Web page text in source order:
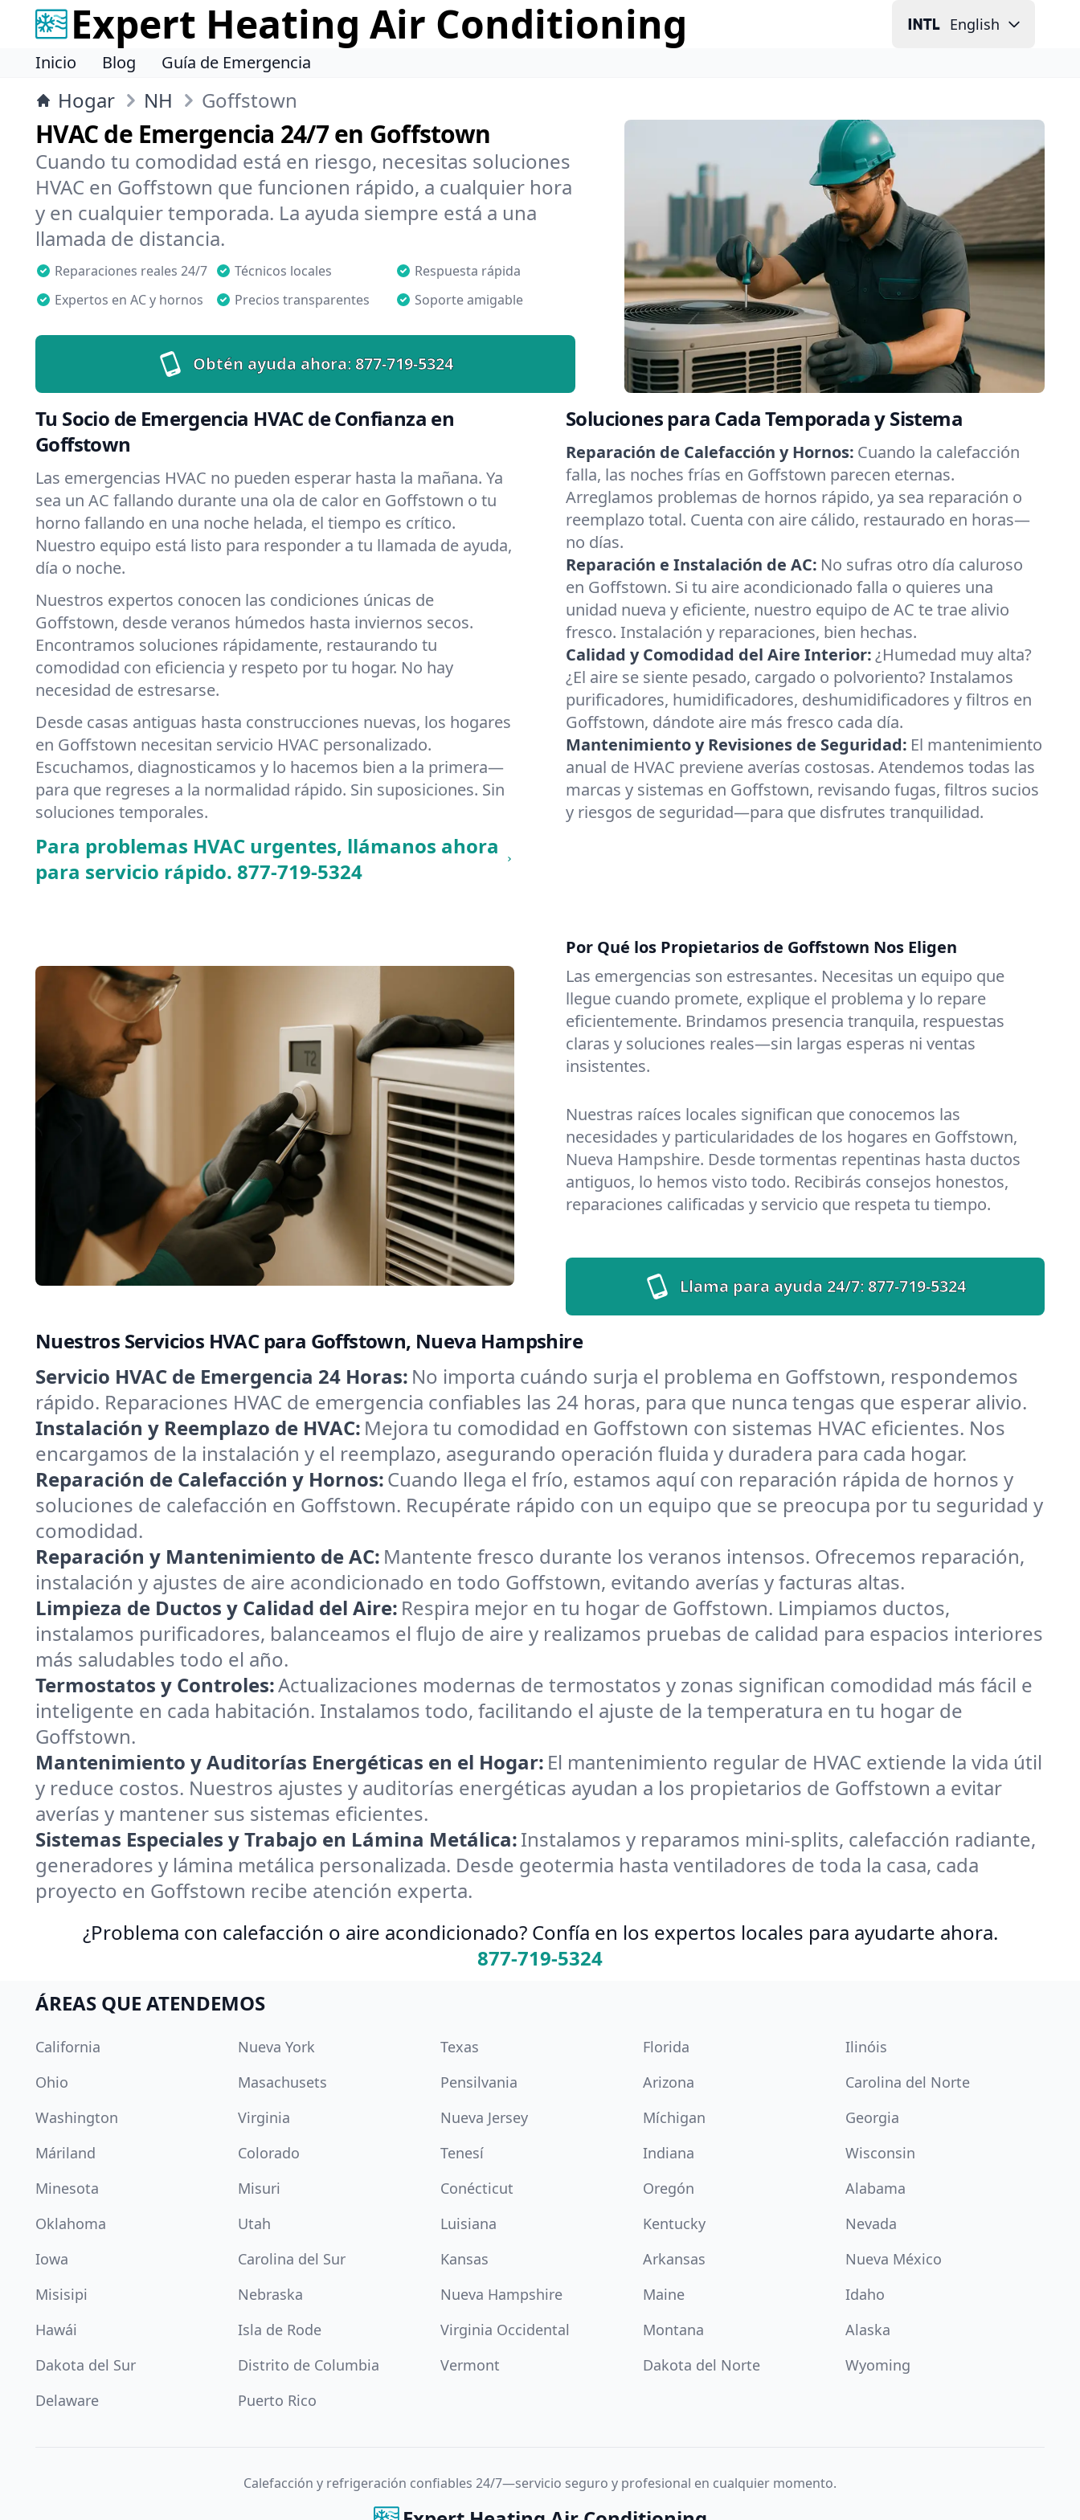
Expert Heating Air Conditioning English
Inicio Blog Guía de Emergencia
Hogar NH Goffstown
HVAC de Emergencia 24/7 en Goffstown
Cuando tu comodidad está en riesgo, necesitas soluciones
HVAC en Goffstown que funcionen rápido, a cualquier hora
y en cualquier temporada. La ayuda siempre está a una
llamada de distancia.
Reparaciones reales 24/7 Técnicos locales
Respuesta rápida
Expertos en AC y hornos
Precios transparentes Soporte amigable
Obtén ayuda ahora:877-719-5324
Tu Socio de Emergencia HVAC de Confianza en
Goffstown
Las emergencias HVAC no pueden esperar hasta la mañana. Ya
sea un AC fallando durante una ola de calor en Goffstown o tu
horno fallando en una noche helada, el tiempo es crítico.
Nuestro equipo está listo para responder a tu llamada de ayuda,
día o noche.
Nuestros expertos conocen las condiciones únicas de
Goffstown, desde veranos húmedos hasta inviernos secos.
Encontramos soluciones rápidamente, restaurando tu
comodidad con eficiencia y respeto por tu hogar. No hay
necesidad de estresarse.
Desde casas antiguas hasta construcciones nuevas, los hogares
en Goffstown necesitan servicio HVAC personalizado.
Escuchamos, diagnosticamos y lo hacemos bien a la primera—
para que regreses a la normalidad rápido. Sin suposiciones. Sin
soluciones temporales.
Para problemas HVAC urgentes, llámanos ahora
para servicio rápido. 877-719-5324
Soluciones para Cada Temporada y Sistema
Reparación de Calefacción y Hornos: Cuando la calefacción
falla, las noches frías en Goffstown parecen eternas.
Arreglamos problemas de hornos rápido, ya sea reparación o
reemplazo total. Cuenta con aire cálido, restaurado en horas—
no días.
Reparación e Instalación de AC: No sufras otro día caluroso
en Goffstown. Si tu aire acondicionado falla o quieres una
unidad nueva y eficiente, nuestro equipo de AC te trae alivio
fresco. Instalación y reparaciones, bien hechas.
Calidad y Comodidad del Aire Interior:¿Humedad muy alta?
¿El aire se siente pesado, cargado o polvoriento? Instalamos
purificadores, humidificadores, deshumidificadores y filtros en
Goffstown, dándote aire más fresco cada día.
Mantenimiento y Revisiones de Seguridad: El mantenimiento
anual de HVAC previene averías costosas. Atendemos todas las
marcas y sistemas en Goffstown, revisando fugas, filtros sucios
y riesgos de seguridad—para que disfrutes tranquilidad.
Por Qué los Propietarios de Goffstown Nos Eligen
Las emergencias son estresantes. Necesitas un equipo que
llegue cuando promete, explique el problema y lo repare
eficientemente. Brindamos presencia tranquila, respuestas
claras y soluciones reales—sin largas esperas ni ventas
insistentes.
Nuestras raíces locales significan que conocemos las
necesidades y particularidades de los hogares en Goffstown,
Nueva Hampshire. Desde tormentas repentinas hasta ductos
antiguos, lo hemos visto todo. Recibirás consejos honestos,
reparaciones calificadas y servicio que respeta tu tiempo.
Llama para ayuda 24/7:877-719-5324
Nuestros Servicios HVAC para Goffstown, Nueva Hampshire
Servicio HVAC de Emergencia 24 Horas: No importa cuándo surja el problema en Goffstown, respondemos
rápido. Reparaciones HVAC de emergencia confiables las 24 horas, para que nunca tengas que esperar alivio.
Instalación y Reemplazo de HVAC: Mejora tu comodidad en Goffstown con sistemas HVAC eficientes. Nos
encargamos de la instalación y el reemplazo, asegurando operación fluida y duradera para cada hogar.
Reparación de Calefacción y Hornos:Cuando llega el frío, estamos aquí con reparación rápida de hornos y
soluciones de calefacción en Goffstown. Recupérate rápido con un equipo que se preocupa por tu seguridad y
comodidad.
Reparación y Mantenimiento de AC: Mantente fresco durante los veranos intensos. Ofrecemos reparación,
instalación y ajustes de aire acondicionado en todo Goffstown, evitando averías y facturas altas.
Limpieza de Ductos y Calidad del Aire: Respira mejor en tu hogar de Goffstown. Limpiamos ductos,
instalamos purificadores, balanceamos el flujo de aire y realizamos pruebas de calidad para espacios interiores
más saludables todo el año.
Termostatos y Controles:Actualizaciones modernas de termostatos y zonas significan comodidad más fácil e
inteligente en cada habitación. Instalamos todo, facilitando el ajuste de la temperatura en tu hogar de
Goffstown.
Mantenimiento y Auditorías Energéticas en el Hogar: El mantenimiento regular de HVAC extiende la vida útil
y reduce costos. Nuestros ajustes y auditorías energéticas ayudan a los propietarios de Goffstown a evitar
averías y mantener sus sistemas eficientes.
Sistemas Especiales y Trabajo en Lámina Metálica:Instalamos y reparamos mini-splits, calefacción radiante,
generadores y lámina metálica personalizada. Desde geotermia hasta ventiladores de toda la casa, cada
proyecto en Goffstown recibe atención experta.
¿Problema con calefacción o aire acondicionado? Confía en los expertos locales para ayudarte ahora.
877-719-5324
ÁREAS QUE ATENDEMOS
California Nueva York Texas Florida
Ilinóis
Ohio
Masachusets Pensilvania Arizona
Carolina del Norte
Washington
Virginia Nueva Jersey Míchigan
Georgia
Máriland
Colorado Tenesí Indiana
Wisconsin
Minesota
Misuri Conécticut Oregón
Alabama
Oklahoma
Utah Luisiana Kentucky
Nevada
Iowa
Carolina del Sur Kansas Arkansas
Nueva México
Misisipi
Nebraska Nueva Hampshire Maine
Idaho
Hawái
Isla de Rode Virginia Occidental Montana
Alaska
Dakota del Sur
Distrito de Columbia Vermont Dakota del Norte
Wyoming
Delaware
Puerto Rico
Calefacción y refrigeración confiables 24/7—servicio seguro y profesional en cualquier momento.